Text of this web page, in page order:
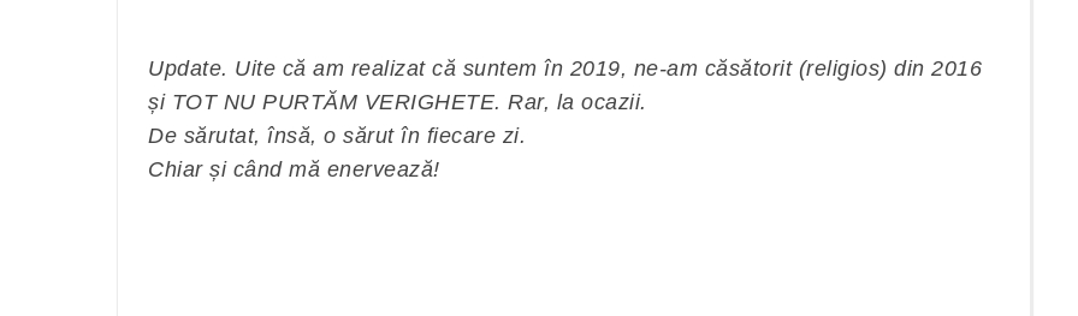
Update. Uite că am realizat că suntem în 2019, ne-am căsătorit (religios) din 2016
și TOT NU PURTĂM VERIGHETE. Rar, la ocazii.
De sărutat, însă, o sărut în fiecare zi.
Chiar și când mă enervează!